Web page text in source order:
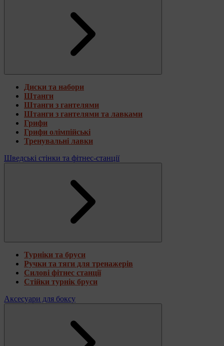
Диски та набори
Штанги
Штанги з гантелями
Штанги з гантелями та лавками
Грифи
Грифи олімпійські
Тренувальні лавки
Шведські стінки та фітнес-станції
Турніки та бруси
Ручки та тяги для тренажерів
Силові фітнес станції
Стійки турнік бруси
Аксесуари для боксу